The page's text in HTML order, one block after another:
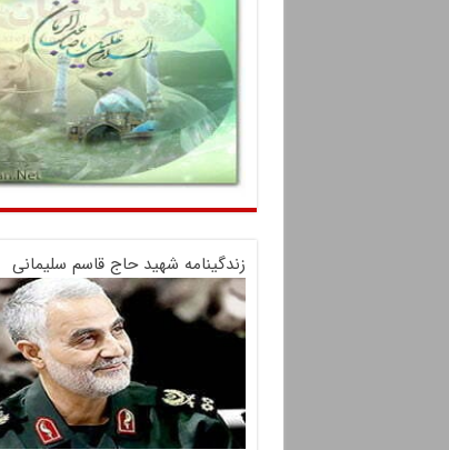
زندگینامه شهید حاج قاسم سلیمانی